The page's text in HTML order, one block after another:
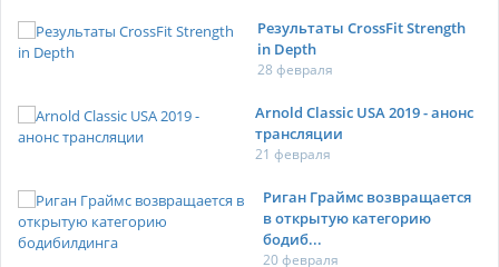
Результаты CrossFit Strength
in Depth
28 февраля
Arnold Classic USA 2019 - анонс
трансляции
21 февраля
Риган Граймс возвращается
в открытую категорию
бодиб...
20 февраля